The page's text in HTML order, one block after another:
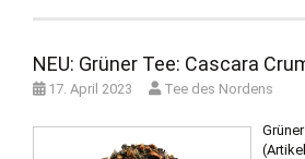
NEU: Grüner Tee: Cascara
17. April 2023 Tee des Nordens